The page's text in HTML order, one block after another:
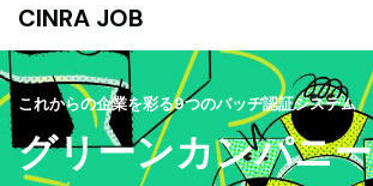
CINRA JOB
これからの企業を彩る9つのバッヂ認証システム
グリーンカンパニー